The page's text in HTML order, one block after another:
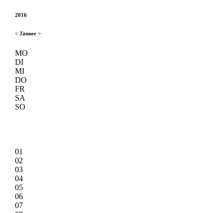
2016
< Jänner >
MO
DI
MI
DO
FR
SA
SO
01
02
03
04
05
06
07